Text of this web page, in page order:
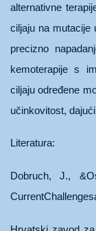
alternativne
ciljaju na mutacije
precizno
kemoterapije s
ciljaju određene
učinkovitost,
Literatura:
Dobruch, J.,